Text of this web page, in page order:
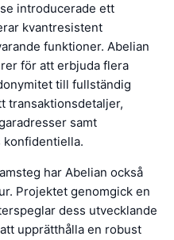
introducerade ett
kvantresistent
funktioner. Abelian
för att erbjuda flera
till fullständig
transaktionsdetaljer,
samt
konfidentiella.
har Abelian också
Projektet genomgick en
dess utvecklande
upprätthålla en robust